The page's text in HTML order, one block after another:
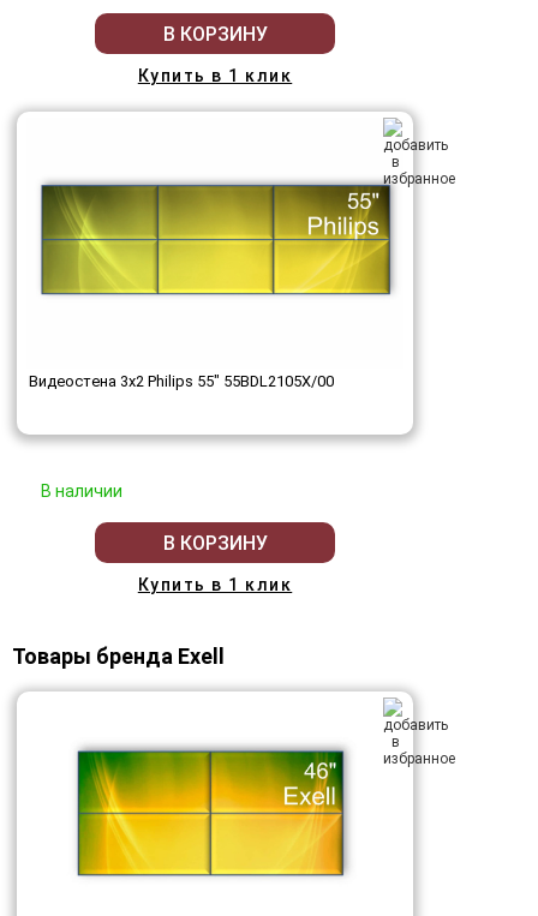
В КОРЗИНУ
Купить в 1 клик
Видеостена 3x2 Philips 55" 55BDL2105X/00
В наличии
В КОРЗИНУ
Купить в 1 клик
Товары бренда Exell